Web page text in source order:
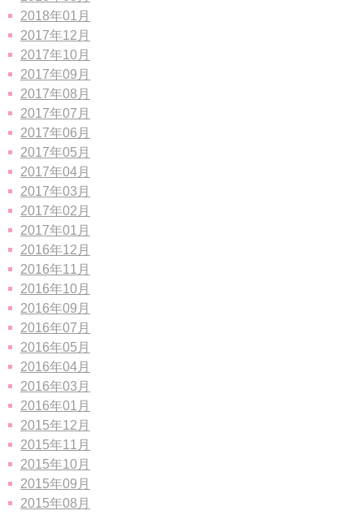
2018年01月
2017年12月
2017年10月
2017年09月
2017年08月
2017年07月
2017年06月
2017年05月
2017年04月
2017年03月
2017年02月
2017年01月
2016年12月
2016年11月
2016年10月
2016年09月
2016年07月
2016年05月
2016年04月
2016年03月
2016年01月
2015年12月
2015年11月
2015年10月
2015年09月
2015年08月